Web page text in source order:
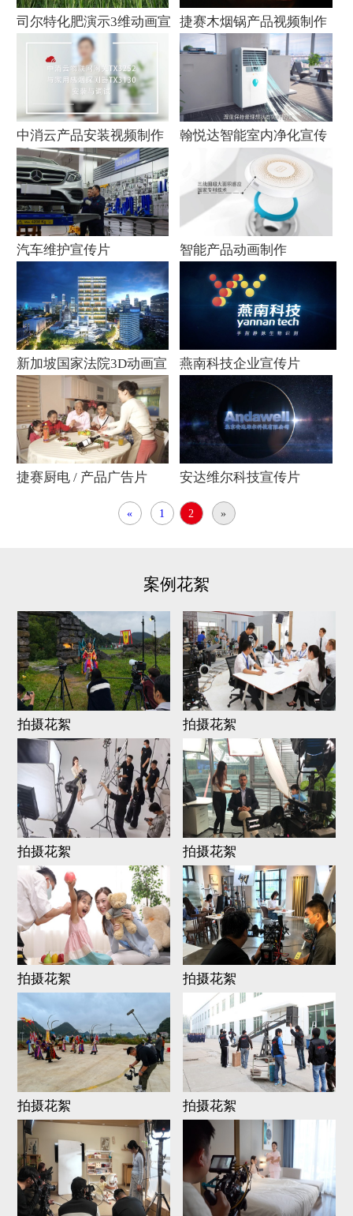
司尔特化肥演示3维动画宣
捷赛木烟锅产品视频制作
中消云产品安装视频制作
翰悦达智能室内净化宣传
汽车维护宣传片 智能产品动画制作
新加坡国家法院3D动画宣
传片
燕南科技企业宣传片
捷赛厨电 / 产品广告片 安达维尔科技宣传片
« 1 2 »
案例花絮
拍摄花絮 拍摄花絮
拍摄花絮 拍摄花絮
拍摄花絮 拍摄花絮
拍摄花絮 拍摄花絮